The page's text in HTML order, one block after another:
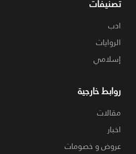
تصنيفات
ادب
الروايات
إسلامي
روابط خارجية
مقالات
اخبار
عروض و خصومات